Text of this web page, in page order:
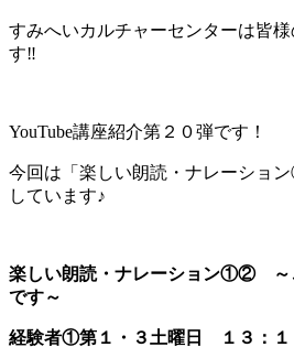
すみへいカルチャーセンターは皆
す‼
YouTube講座紹介第２０弾です！
今回は「楽しい朗読・ナレーショ
しています♪
楽しい朗読・ナレーション①② ～
です～
経験者①第１・３土曜日 １３：１